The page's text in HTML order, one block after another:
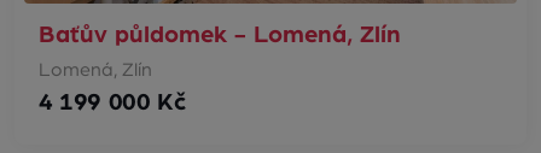
Baťův půldomek - Lomená, Zlín
Lomená, Zlín
4 199 000 Kč